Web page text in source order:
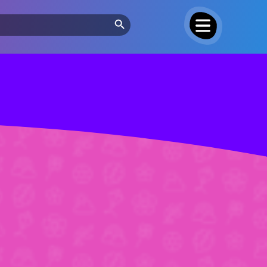
Search Button